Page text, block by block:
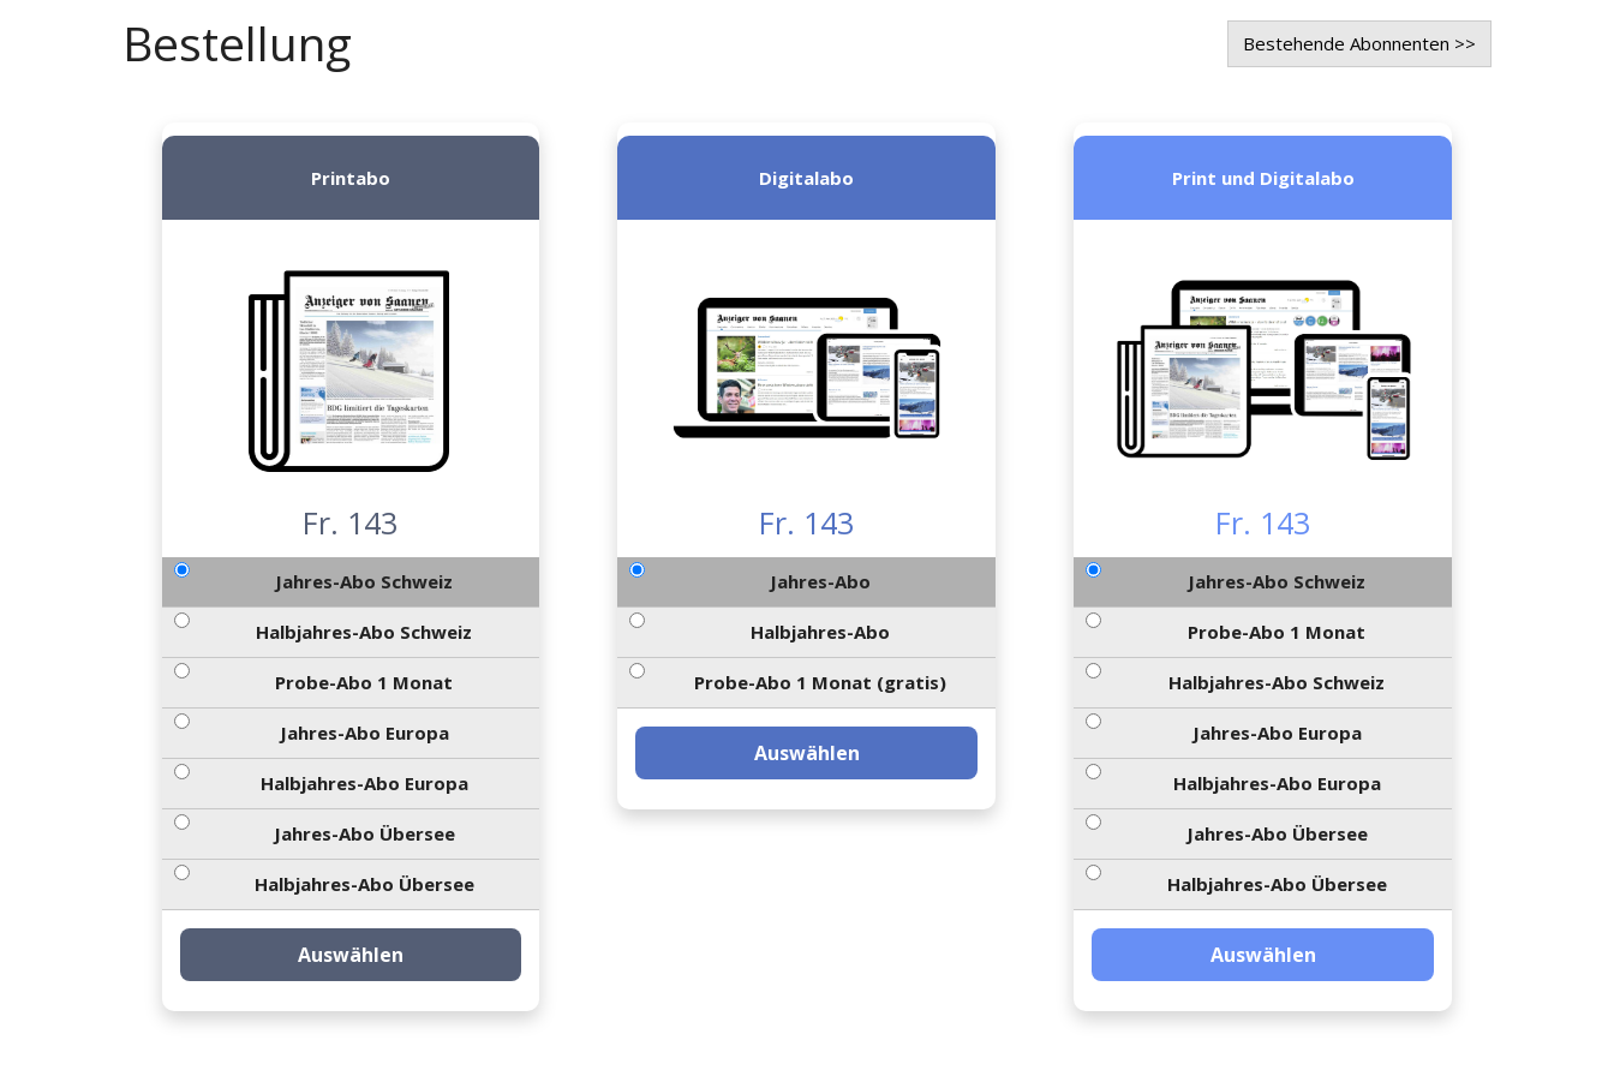
Bestellung Bestehende Abonnenten >>
Printabo
Fr. 143
Jahres-Abo Schweiz
Halbjahres-Abo Schweiz
Probe-Abo 1 Monat
Jahres-Abo Europa
Halbjahres-Abo Europa
Jahres-Abo Übersee
Halbjahres-Abo Übersee
Auswählen
Digitalabo
Fr. 143
Jahres-Abo
Halbjahres-Abo
Probe-Abo 1 Monat (gratis)
Auswählen
Print und Digitalabo
Fr. 143
Jahres-Abo Schweiz
Probe-Abo 1 Monat
Halbjahres-Abo Schweiz
Jahres-Abo Europa
Halbjahres-Abo Europa
Jahres-Abo Übersee
Halbjahres-Abo Übersee
Auswählen